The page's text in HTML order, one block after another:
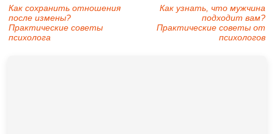
Как сохранить отношения
после измены?
Практические советы
психолога
Как узнать, что мужчина
подходит вам?
Практические советы от
психологов